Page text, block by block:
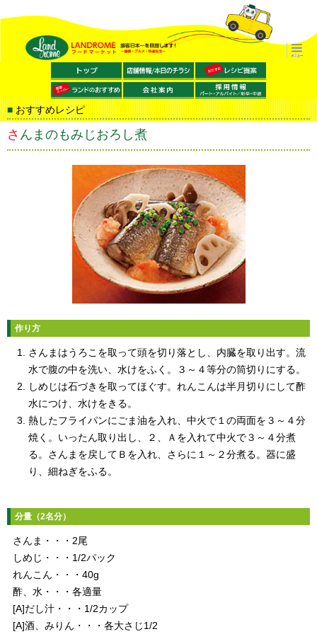
おすすめレシピ
さんまのもみじおろし煮
作り方
さんまはうろこを取って頭を切り落とし、内臓を取り出す。流
水で腹の中を洗い、水けをふく。３～４等分の筒切りにする。
しめじは石づきを取ってほぐす。れんこんは半月切りにして酢
水につけ、水けをきる。
熱したフライパンにごま油を入れ、中火で１の両面を３～４分
焼く。いったん取り出し、２、Ａを入れて中火で３～４分煮
る。さんまを戻してＢを入れ、さらに１～２分煮る。器に盛
り、細ねぎをふる。
分量（2名分）
さんま・・・2尾
しめじ・・・1/2パック
れんこん・・・40g
酢、水・・・各適量
[A]だし汁・・・1/2カップ
[A]酒、みりん・・・各大さじ1/2